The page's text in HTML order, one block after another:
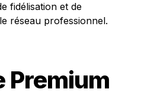
fidélisation et de
réseau professionnel.
Premium